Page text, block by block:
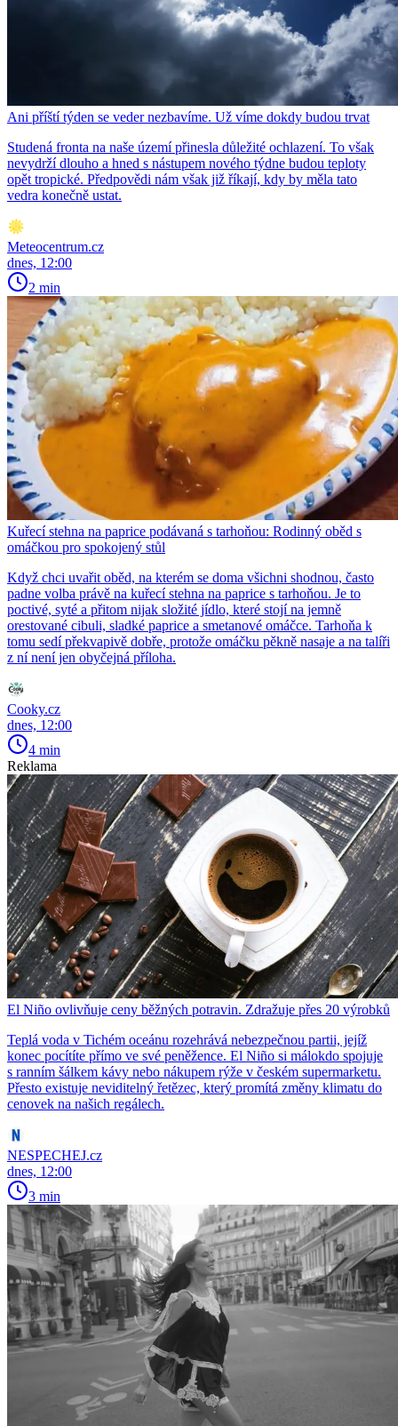
Ani příští týden se veder nezbavíme. Už víme dokdy budou trvat
Studená fronta na naše území přinesla důležité ochlazení. To však
nevydrží dlouho a hned s nástupem nového týdne budou teploty
opět tropické. Předpovědi nám však již říkají, kdy by měla tato
vedra konečně ustat.
Meteocentrum.cz
dnes, 12:00
2 min
Kuřecí stehna na paprice podávaná s tarhoňou: Rodinný oběd s
omáčkou pro spokojený stůl
Když chci uvařit oběd, na kterém se doma všichni shodnou, často
padne volba právě na kuřecí stehna na paprice s tarhoňou. Je to
poctivé, syté a přitom nijak složité jídlo, které stojí na jemně
orestované cibuli, sladké paprice a smetanové omáčce. Tarhoňa k
tomu sedí překvapivě dobře, protože omáčku pěkně nasaje a na talíři
z ní není jen obyčejná příloha.
Cooky.cz
dnes, 12:00
4 min
Reklama
El Niño ovlivňuje ceny běžných potravin. Zdražuje přes 20 výrobků
Teplá voda v Tichém oceánu rozehrává nebezpečnou partii, jejíž
konec pocítíte přímo ve své peněžence. El Niño si málokdo spojuje
s ranním šálkem kávy nebo nákupem rýže v českém supermarketu.
Přesto existuje neviditelný řetězec, který promítá změny klimatu do
cenovek na našich regálech.
NESPECHEJ.cz
dnes, 12:00
3 min